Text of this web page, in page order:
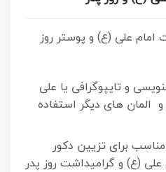
امام علی (ع) و پوستر روز
و تایپوگرافی یا علی
المان های دیگر استفاده
مناسب برای تزیین دکور
(ع) و گرامیداشت روز پدر